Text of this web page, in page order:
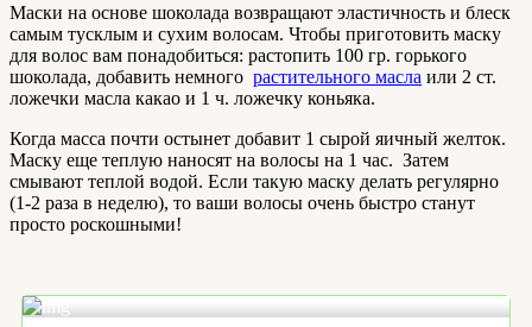
Маски на основе шоколада возвращают эластичность и блеск
самым тусклым и сухим волосам. Чтобы приготовить маску
для волос вам понадобиться: растопить 100 гр. горького
шоколада, добавить немного растительного масла или 2 ст.
ложечки масла какао и 1 ч. ложечку коньяка.
Когда масса почти остынет добавит 1 сырой яичный желток.
Маску еще теплую наносят на волосы на 1 час. Затем
смывают теплой водой. Если такую маску делать регулярно
(1-2 раза в неделю), то ваши волосы очень быстро станут
просто роскошными!